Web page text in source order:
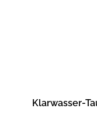
Klarwasser-